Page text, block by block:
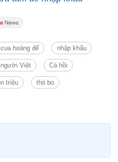
cua hoàng đế nhập khẩu
người Việt Cá hồi
triệu thịt bo